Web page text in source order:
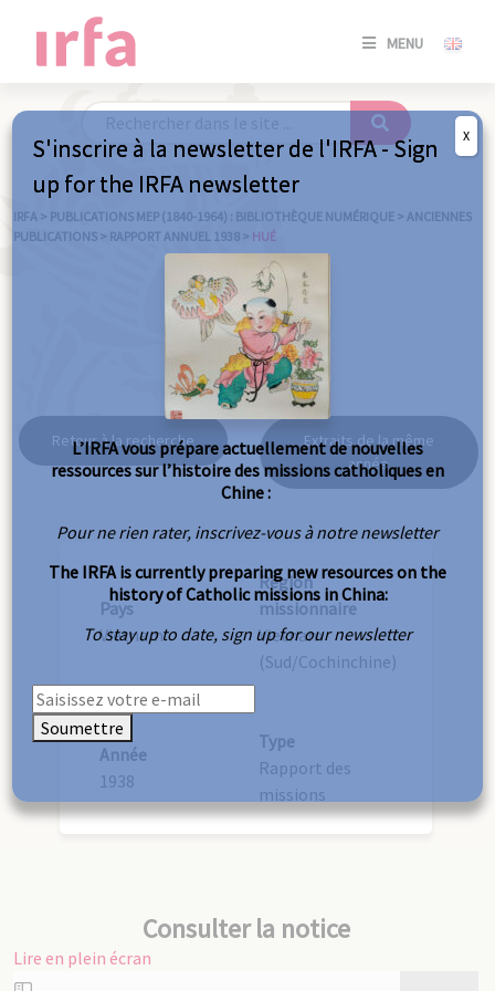
MENU
SE
/
IRFA > PUBLICATIONS MEP (1840-1964) : BIBLIOTHÈQUE NUMÉRIQUE > ANCIENNES
PUBLICATIONS > RAPPORT ANNUEL 1938 > HUÉ
Hué
Retour à la recherche
Extraits de la même
année
Pays
Vietnam
Région
missionnaire
Vietnam
(Sud/Cochinchine)
Année
1938
Type
Rapport des
missions
Consulter la notice
Lire en plein écran
Aller
S'inscrire à la newsletter de l'IRFA - Sign
up for the IRFA newsletter
L’IRFA vous prépare actuellement de nouvelles
ressources sur l’histoire des missions catholiques en
Chine :
Pour ne rien rater, inscrivez-vous à notre newsletter
The IRFA is currently preparing new resources on the
history of Catholic missions in China:
To stay up to date, sign up for our newsletter
Soumettre
X